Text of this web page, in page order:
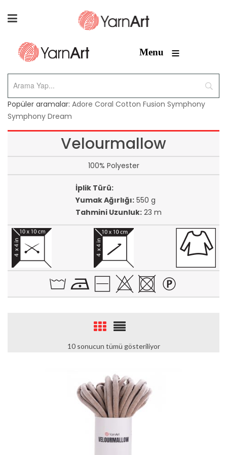
Menu ≡
Popüler aramalar: Adore Coral Cotton Fusion Symphony
Symphony Dream
Velourmallow
100% Polyester
İplik Türü:
Yumak Ağırlığı: 550 g
Tahmini Uzunluk: 23 m
10 sonucun tümü gösteriliyor